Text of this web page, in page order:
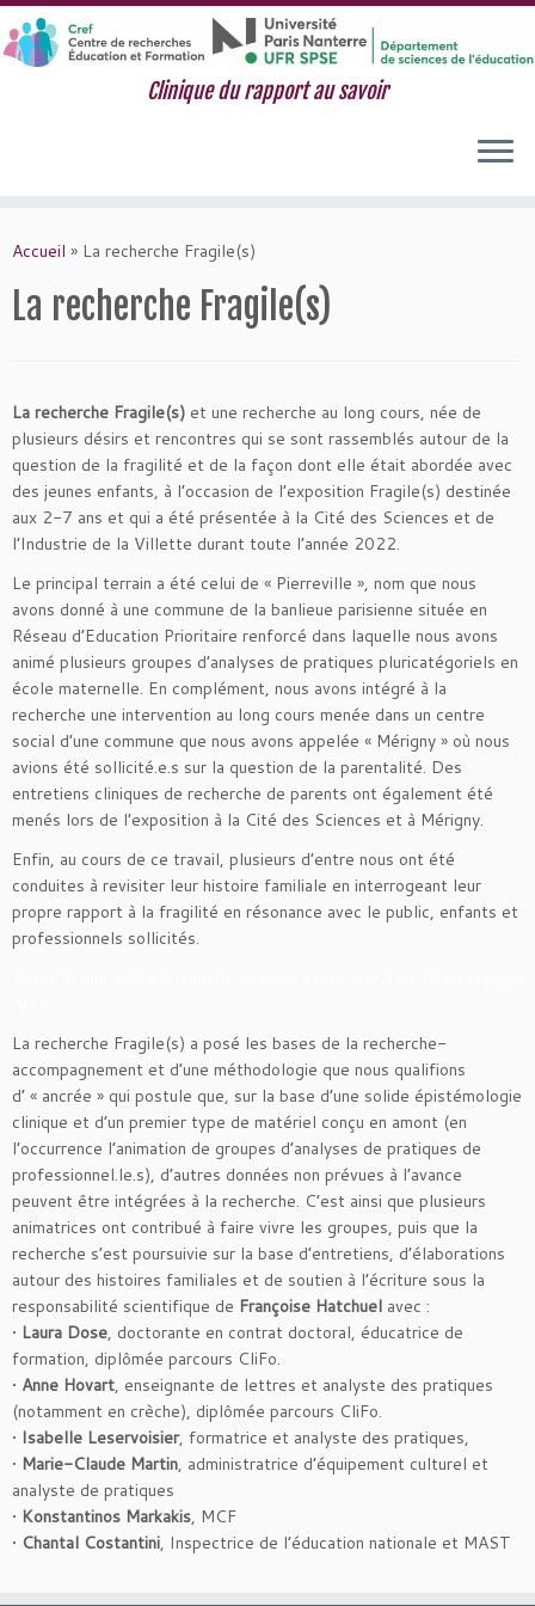
au
Clinique du rapport au savoir
Accueil » La recherche Fragile(s)
La recherche Fragile(s)
La recherche Fragile(s) et une recherche au long cours, née de
plusieurs désirs et rencontres qui se sont rassemblés autour de la
question de la fragilité et de la façon dont elle était abordée avec
des jeunes enfants, à l’occasion de l’exposition Fragile(s) destinée
aux 2-7 ans et qui a été présentée à la Cité des Sciences et de
l’Industrie de la Villette durant toute l’année 2022.
Le principal terrain a été celui de « Pierreville », nom que nous
avons donné à une commune de la banlieue parisienne située en
Réseau d’Education Prioritaire renforcé dans laquelle nous avons
animé plusieurs groupes d’analyses de pratiques pluricatégoriels en
école maternelle. En complément, nous avons intégré à la
recherche une intervention au long cours menée dans un centre
social d’une commune que nous avons appelée « Mérigny » où nous
avions été sollicité.e.s sur la question de la parentalité. Des
entretiens cliniques de recherche de parents ont également été
menés lors de l’exposition à la Cité des Sciences et à Mérigny.
Enfin, au cours de ce travail, plusieurs d’entre nous ont été
conduites à revisiter leur histoire familiale en interrogeant leur
propre rapport à la fragilité en résonance avec le public, enfants et
professionnels sollicités.
La recherche Fragile(s) a posé les bases de la recherche-
accompagnement et d’une méthodologie que nous qualifions
d’ « ancrée » qui postule que, sur la base d’une solide épistémologie
clinique et d’un premier type de matériel conçu en amont (en
l’occurrence l’animation de groupes d’analyses de pratiques de
professionnel.le.s), d’autres données non prévues à l’avance
peuvent être intégrées à la recherche. C’est ainsi que plusieurs
animatrices ont contribué à faire vivre les groupes, puis que la
recherche s’est poursuivie sur la base d’entretiens, d’élaborations
autour des histoires familiales et de soutien à l’écriture sous la
responsabilité scientifique de Françoise Hatchuel avec :
• Laura Dose, doctorante en contrat doctoral, éducatrice de
formation, diplômée parcours CliFo.
• Anne Hovart, enseignante de lettres et analyste des pratiques
(notamment en crèche), diplômée parcours CliFo.
• Isabelle Leservoisier, formatrice et analyste des pratiques,
• Marie-Claude Martin, administratrice d’équipement culturel et
analyste de pratiques
• Konstantinos Markakis, MCF
• Chantal Costantini, Inspectrice de l’éducation nationale et MAST